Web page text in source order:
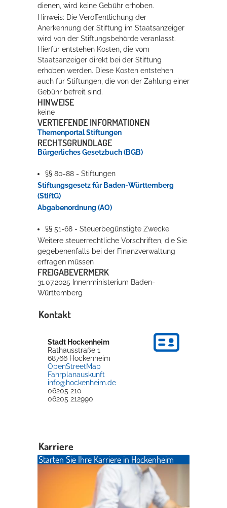
dienen, wird keine Gebühr erhoben.
Hinweis: Die Veröffentlichung der
Anerkennung der Stiftung im Staatsanzeiger
wird von der Stiftungsbehörde veranlasst.
Hierfür entstehen Kosten, die vom
Staatsanzeiger direkt bei der Stiftung
erhoben werden. Diese Kosten entstehen
auch für Stiftungen, die von der Zahlung einer
Gebühr befreit sind.
HINWEISE
keine
VERTIEFENDE INFORMATIONEN
Themenportal Stiftungen
RECHTSGRUNDLAGE
Bürgerliches Gesetzbuch (BGB)
§§ 80-88 - Stiftungen
Stiftungsgesetz für Baden-Württemberg
(StiftG)
Abgabenordnung (AO)
§§ 51-68 - Steuerbegünstigte Zwecke
Weitere steuerrechtliche Vorschriften, die Sie
gegebenenfalls bei der Finanzverwaltung
erfragen müssen
FREIGABEVERMERK
31.07.2025 Innenministerium Baden-
Württemberg
Kontakt
Stadt Hockenheim
Rathausstraße 1
68766 Hockenheim
OpenStreetMap
Fahrplanauskunft
info@hockenheim.de
06205 210
06205 212990
Karriere
Starten Sie Ihre Karriere in Hockenheim